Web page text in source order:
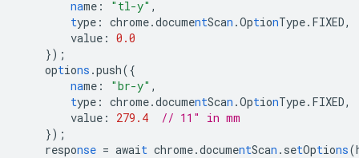
name : "tl-y" ,
type : chrome.documentScan .OptionType.FIXED,
value : 0.0
});
options .push({
name : "br-y" ,
type : chrome.documentScan .OptionType.FIXED,
value : 279.4
// 11" in mm
});
response = await chrome.documentScan .setOptions